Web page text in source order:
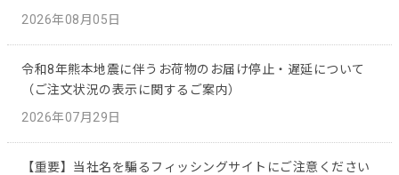
2026年08月05日
令和8年熊本地震に伴うお荷物のお届け停止・遅延について
（ご注文状況の表示に関するご案内）
2026年07月29日
【重要】当社名を騙るフィッシングサイトにご注意ください